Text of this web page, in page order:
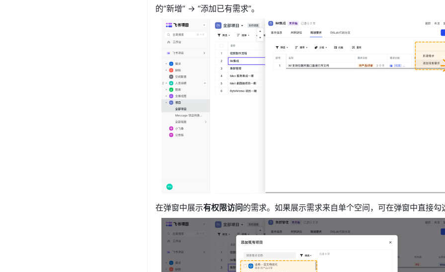
的“新增” → “添加已有需求”。
在弹窗中展示有权限访问的需求。如果展示需求来自单个空间，可在弹窗中直接